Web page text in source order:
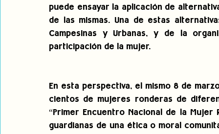
puede ensayar la aplicación de
de las mismas. Una de estas
Campesinas y Urbanas, y de la
participación de la mujer.
En esta perspectiva, el mismo 8 de
cientos de mujeres ronderas de
“Primer Encuentro Nacional de la Mujer
guardianas de una ética o moral